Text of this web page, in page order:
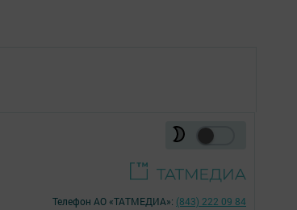
Телефон АО «ТАТМЕДИА»: (843) 222 09 84